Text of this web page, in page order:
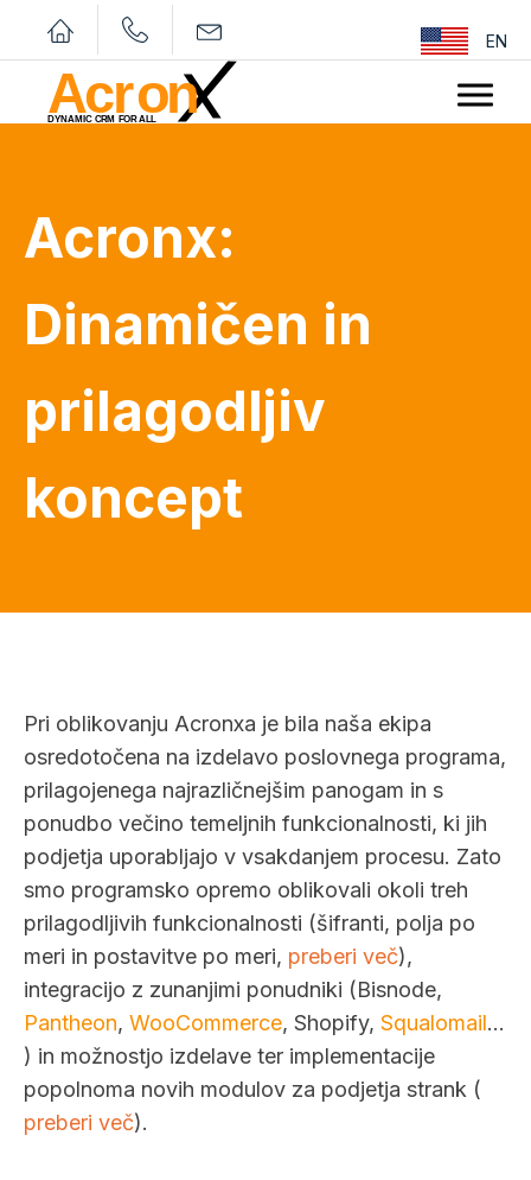
EN
Acronx:
Dinamičen in
prilagodljiv
koncept
Pri oblikovanju Acronxa je bila naša ekipa
osredotočena na izdelavo poslovnega programa,
prilagojenega najrazličnejšim panogam in s
ponudbo večino temeljnih funkcionalnosti, ki jih
podjetja uporabljajo v vsakdanjem procesu. Zato
smo programsko opremo oblikovali okoli treh
prilagodljivih funkcionalnosti (šifranti, polja po
meri in postavitve po meri, preberi več),
integracijo z zunanjimi ponudniki (Bisnode,
Pantheon, WooCommerce, Shopify, Squalomail...
) in možnostjo izdelave ter implementacije
popolnoma novih modulov za podjetja strank (
preberi več).